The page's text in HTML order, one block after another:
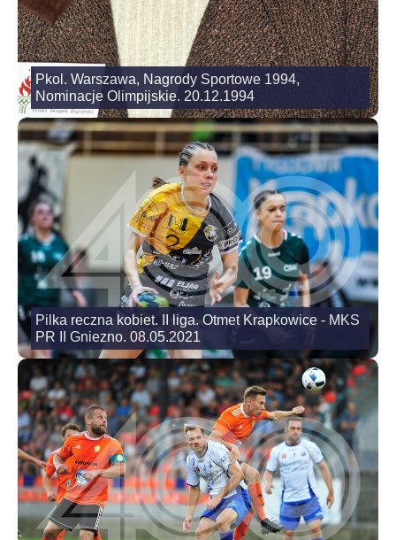
Pkol. Warszawa, Nagrody Sportowe 1994,
Nominacje Olimpijskie. 20.12.1994
Pilka reczna kobiet. II liga. Otmet Krapkowice - MKS
PR II Gniezno. 08.05.2021